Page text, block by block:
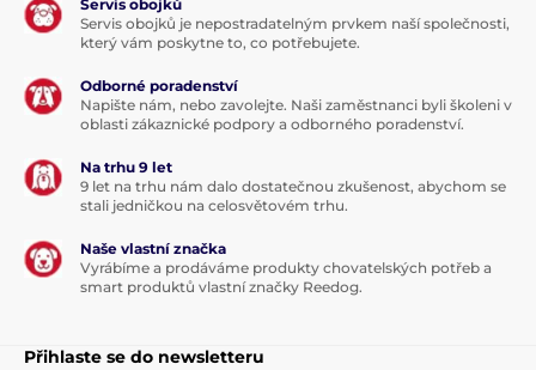
Servis obojků
Servis obojků je nepostradatelným prvkem naší společnosti,
který vám poskytne to, co potřebujete.
Odborné poradenství
Napište nám, nebo zavolejte. Naši zaměstnanci byli školeni v
oblasti zákaznické podpory a odborného poradenství.
Na trhu 9 let
9 let na trhu nám dalo dostatečnou zkušenost, abychom se
stali jedničkou na celosvětovém trhu.
Naše vlastní značka
Vyrábíme a prodáváme produkty chovatelských potřeb a
smart produktů vlastní značky Reedog.
Přihlaste se do newsletteru